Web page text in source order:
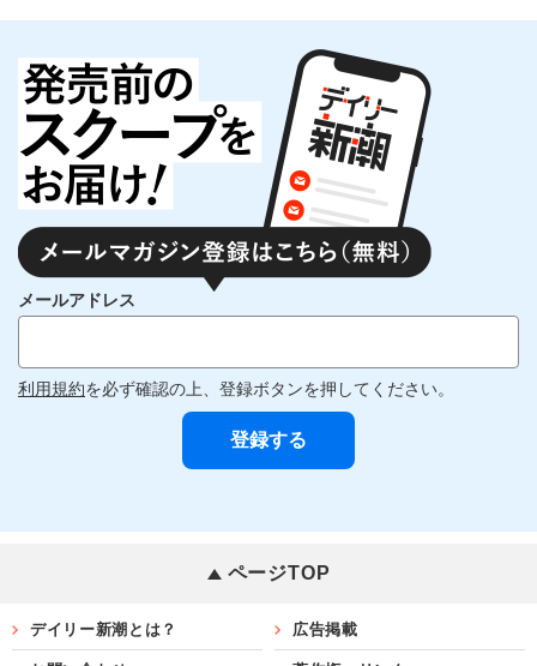
メールアドレス
利用規約を必ず確認の上、登録ボタンを押してください。
ページTOP
デイリー新潮とは？ 広告掲載